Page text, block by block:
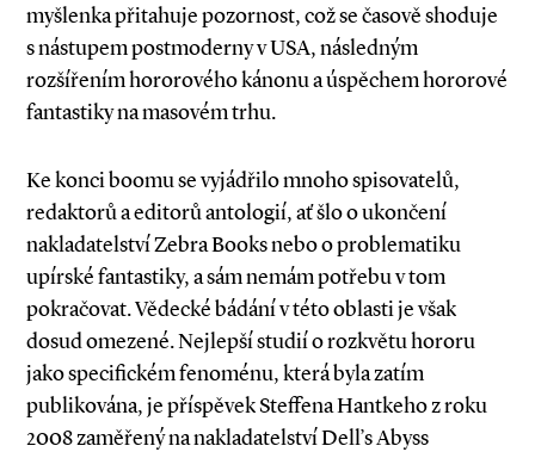
myšlenka přitahuje pozornost, což se časově shoduje
s nástupem postmoderny v USA, následným
rozšířením hororového kánonu a úspěchem hororové
fantastiky na masovém trhu.
Ke konci boomu se vyjádřilo mnoho spisovatelů,
redaktorů a editorů antologií, ať šlo o ukončení
nakladatelství Zebra Books nebo o problematiku
upírské fantastiky, a sám nemám potřebu v tom
pokračovat. Vědecké bádání v této oblasti je však
dosud omezené. Nejlepší studií o rozkvětu hororu
jako specifickém fenoménu, která byla zatím
publikována, je příspěvek Steffena Hantkeho z roku
2008 zaměřený na nakladatelství Dell’s Abyss